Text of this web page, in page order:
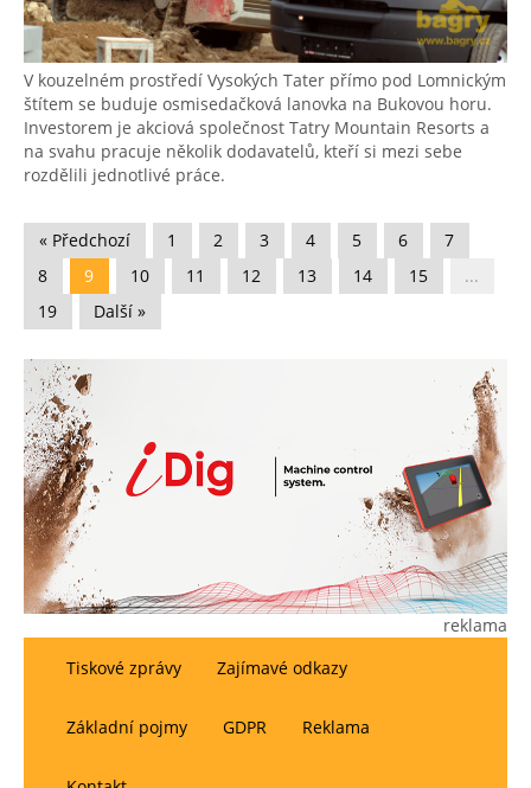
V kouzelném prostředí Vysokých Tater přímo pod Lomnickým
štítem se buduje osmisedačková lanovka na Bukovou horu.
Investorem je akciová společnost Tatry Mountain Resorts a
na svahu pracuje několik dodavatelů, kteří si mezi sebe
rozdělili jednotlivé práce.
« Předchozí 1 2 3 4 5 6
7
8
9 10 11 12 13 14 15
...
19
Další »
reklama
Tiskové zprávy
Zajímavé odkazy
Základní pojmy GDPR Reklama